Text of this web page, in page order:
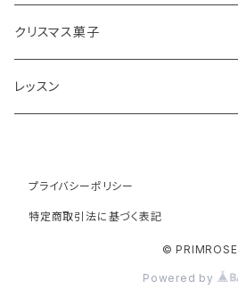
いちご
抹茶と小豆
栗のスコーン
苺ミルク
ヴィクトリアサンドイッチケーキ
オレンジとポピーシードのケーキ
シードケーキ
ティーバッグ
ディンブラ
ウバ
ルフナ
紅茶ギフト
紅茶・お菓子ギフト
薔薇の紅茶
イングリッシュブレックファースト
紅茶缶
本
テーブル雑貨・器
ビスケット・クッキー
アイシングクッキー
クリスマス菓子
ミンスパイ
ジンジャーブレッドマン
レッスン
オンラインレッスン
プライバシーポリシー
特定商取引法に基づく表記
© PRIMROSE
Powered by